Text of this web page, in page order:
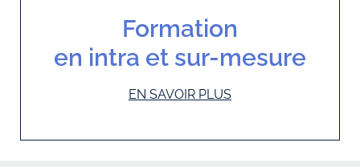
Formation
en intra et sur-mesure
EN SAVOIR PLUS